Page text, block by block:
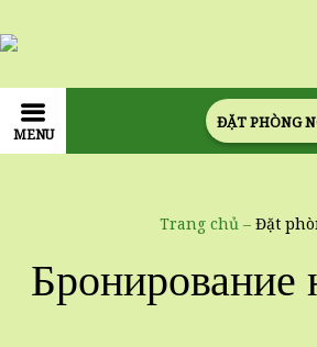
MENU
ĐẶT PHÒNG
Trang chủ – Đặt
Бронирование